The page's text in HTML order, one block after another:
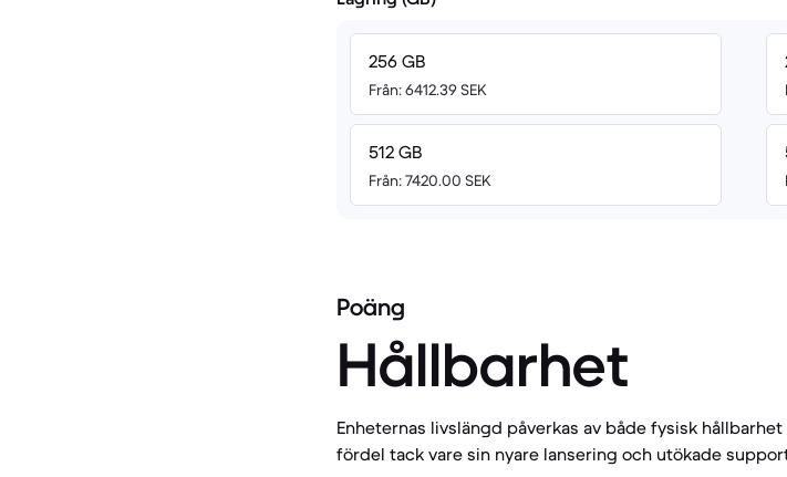
256 GB
Från: 6412.39 SEK
512 GB
Från: 7420.00 SEK
Poäng
Hållbarhet
Enheternas livslängd påverkas av både fysisk
fördel tack vare sin nyare lansering och utökade